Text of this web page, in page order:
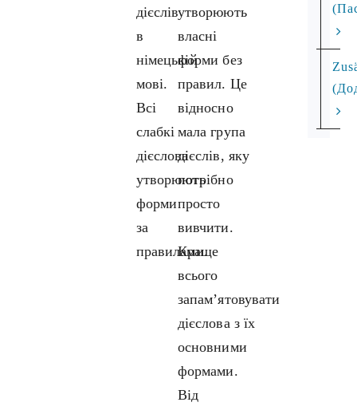
дієслів
в
німецькій
мові.
Всі
слабкі
дієслова
утворюють
форми
за
правилами.
утворюють
власні
форми без
правил. Це
відносно
мала група
дієслів, яку
потрібно
просто
вивчити.
Краще
всього
запам’ятовувати
дієслова з їх
основними
формами.
Від